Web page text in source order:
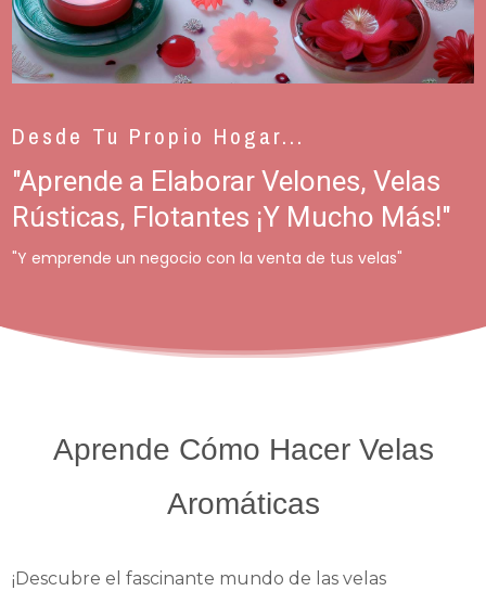
Desde Tu Propio Hogar...
"Aprende a Elaborar Velones, Velas
Rústicas, Flotantes ¡Y Mucho Más!"
"Y emprende un negocio con la venta de tus velas"
Aprende Cómo Hacer Velas
Aromáticas
¡Descubre el fascinante mundo de las velas